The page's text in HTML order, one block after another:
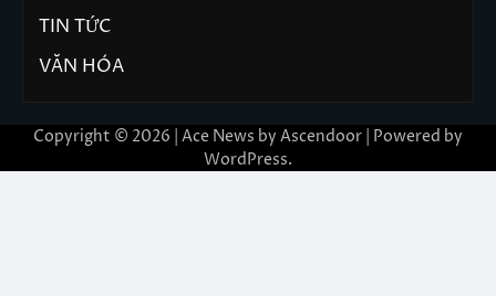
TIN TỨC
VĂN HÓA
Copyright © 2026 | Ace News by Ascendoor | Powered by
WordPress.